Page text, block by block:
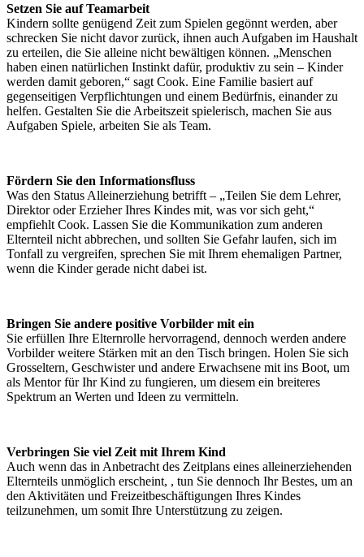
Setzen Sie auf Teamarbeit
Kindern sollte genügend Zeit zum Spielen gegönnt werden, aber
schrecken Sie nicht davor zurück, ihnen auch Aufgaben im Haushalt
zu erteilen, die Sie alleine nicht bewältigen können. „Menschen
haben einen natürlichen Instinkt dafür, produktiv zu sein – Kinder
werden damit geboren,“ sagt Cook. Eine Familie basiert auf
gegenseitigen Verpflichtungen und einem Bedürfnis, einander zu
helfen. Gestalten Sie die Arbeitszeit spielerisch, machen Sie aus
Aufgaben Spiele, arbeiten Sie als Team.
Fördern Sie den Informationsfluss
Was den Status Alleinerziehung betrifft – „Teilen Sie dem Lehrer,
Direktor oder Erzieher Ihres Kindes mit, was vor sich geht,“
empfiehlt Cook. Lassen Sie die Kommunikation zum anderen
Elternteil nicht abbrechen, und sollten Sie Gefahr laufen, sich im
Tonfall zu vergreifen, sprechen Sie mit Ihrem ehemaligen Partner,
wenn die Kinder gerade nicht dabei ist.
Bringen Sie andere positive Vorbilder mit ein
Sie erfüllen Ihre Elternrolle hervorragend, dennoch werden andere
Vorbilder weitere Stärken mit an den Tisch bringen. Holen Sie sich
Grosseltern, Geschwister und andere Erwachsene mit ins Boot, um
als Mentor für Ihr Kind zu fungieren, um diesem ein breiteres
Spektrum an Werten und Ideen zu vermitteln.
Verbringen Sie viel Zeit mit Ihrem Kind
Auch wenn das in Anbetracht des Zeitplans eines alleinerziehenden
Elternteils unmöglich erscheint, , tun Sie dennoch Ihr Bestes, um an
den Aktivitäten und Freizeitbeschäftigungen Ihres Kindes
teilzunehmen, um somit Ihre Unterstützung zu zeigen.